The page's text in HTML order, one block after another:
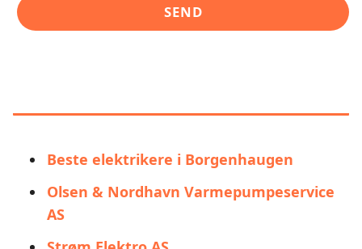
Beste elektrikere i Borgenhaugen
Olsen & Nordhavn Varmepumpeservice
AS